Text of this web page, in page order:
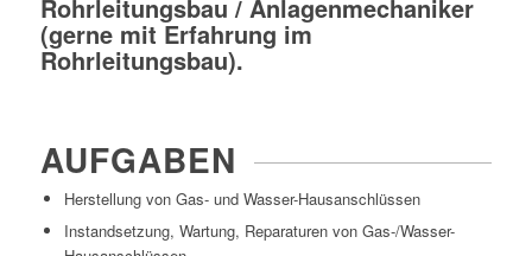
Rohrleitungsbau / Anlagenmechaniker
(gerne mit Erfahrung im
Rohrleitungsbau).
AUFGABEN
Herstellung von Gas- und Wasser-Hausanschlüssen
Instandsetzung, Wartung, Reparaturen von Gas-/Wasser-